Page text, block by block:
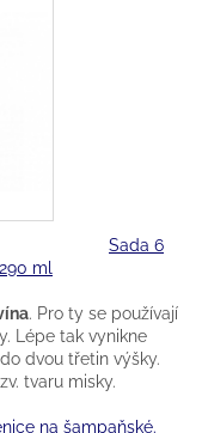
Sada 6
ml
. Pro ty se používají
Lépe tak vynikne
dvou třetin výšky.
tvaru misky.
na šampaňské.